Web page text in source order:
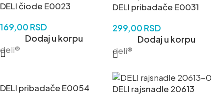
DELI čiode E0023
169,00 RSD
Dodaj u korpu
deli®
DELI pribadače E0031
299,00 RSD
Dodaj u korpu
deli®
DELI pribadače E0054
DELI rajsnadle 20613